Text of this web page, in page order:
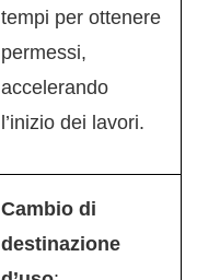
tempi per ottenere
permessi,
accelerando
l’inizio dei lavori.
Cambio di
destinazione